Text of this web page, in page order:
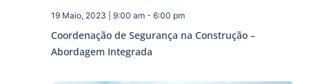
Coordenação de Segurança na Construção –
Abordagem Integrada
19 Maio, 2023 | 9:00 am- 6:00 pm